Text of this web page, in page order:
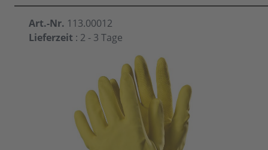
Art.-Nr. 113.00012
Lieferzeit : 2 - 3 Tage